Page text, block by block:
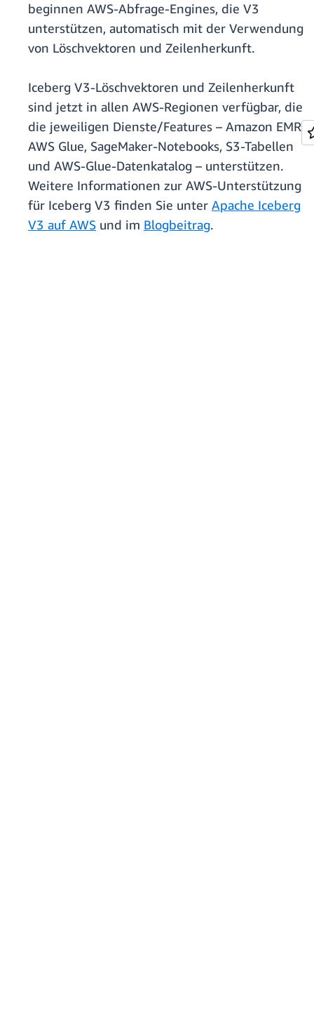
beginnen AWS-Abfrage-Engines, die V3
unterstützen, automatisch mit der Verwendung
von Löschvektoren und Zeilenherkunft.
Iceberg V3-Löschvektoren und Zeilenherkunft
sind jetzt in allen AWS-Regionen verfügbar, die
die jeweiligen Dienste/Features – Amazon EMR,
AWS Glue, SageMaker-Notebooks, S3-Tabellen
und AWS-Glue-Datenkatalog – unterstützen.
Weitere Informationen zur AWS-Unterstützung
für Iceberg V3 finden Sie unter Apache Iceberg
V3 auf AWS und im Blogbeitrag.